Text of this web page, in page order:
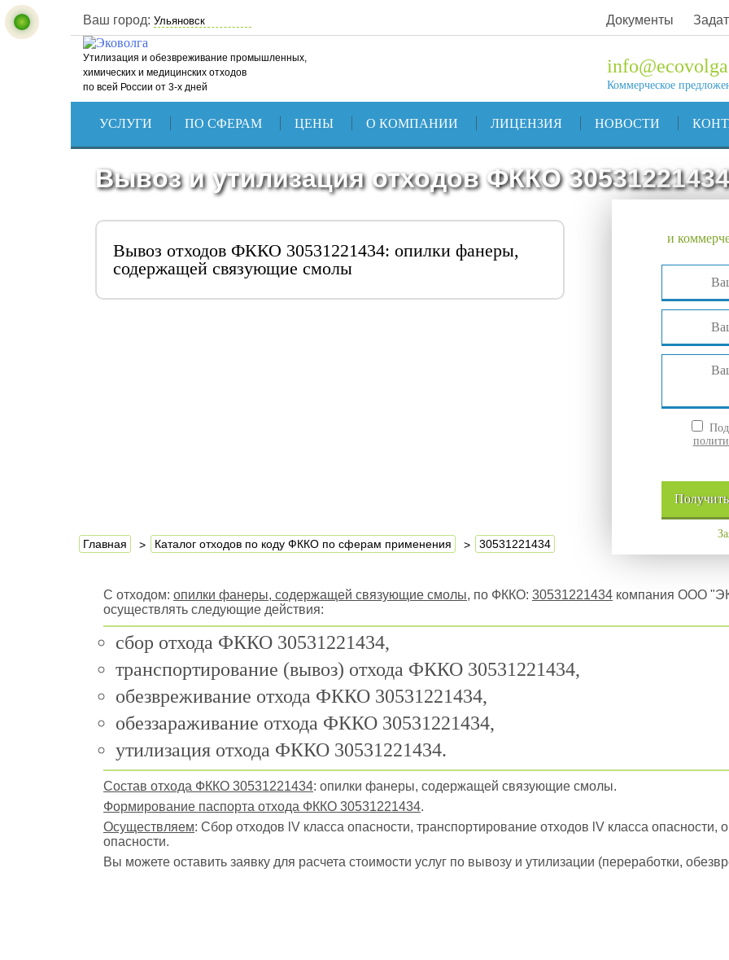
Ваш город: Документы
Утилизация и обезвреживание промышленных,
химических и медицинских отходов
по всей России от 3-х дней
Коммерческое
УСЛУГИ ПО СФЕРАМ ЦЕНЫ О КОМПАНИИ ЛИЦЕНЗИЯ НОВОСТИ
Вывоз и утилизация отходов ФККО 30531221434
Вывоз отходов ФККО 30531221434: опилки фанеры,
содержащей связующие смолы
и
Получить
Главная Каталог отходов по коду ФККО по сферам применения 30531221434
С отходом: опилки фанеры, содержащей связующие смолы, по ФККО: 30531221434 компания ООО
осуществлять следующие действия:
сбор отхода ФККО 30531221434,
транспортирование (вывоз) отхода ФККО 30531221434,
обезвреживание отхода ФККО 30531221434,
обеззараживание отхода ФККО 30531221434,
утилизация отхода ФККО 30531221434.
Состав отхода ФККО 30531221434: опилки фанеры, содержащей связующие смолы.
Формирование паспорта отхода ФККО 30531221434.
Осуществляем: Сбор отходов lV класса опасности, транспортирование отходов lV класса опасности,
опасности.
Вы можете оставить заявку для расчета стоимости услуг по вывозу и утилизации (переработки,